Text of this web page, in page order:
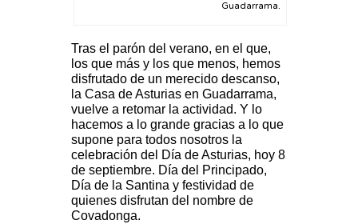
Guadarrama.
Tras el parón del verano, en el que,
los que más y los que menos, hemos
disfrutado de un merecido descanso,
la Casa de Asturias en Guadarrama,
vuelve a retomar la actividad. Y lo
hacemos a lo grande gracias a lo que
supone para todos nosotros la
celebración del Día de Asturias, hoy 8
de septiembre. Día del Principado,
Día de la Santina y festividad de
quienes disfrutan del nombre de
Covadonga.